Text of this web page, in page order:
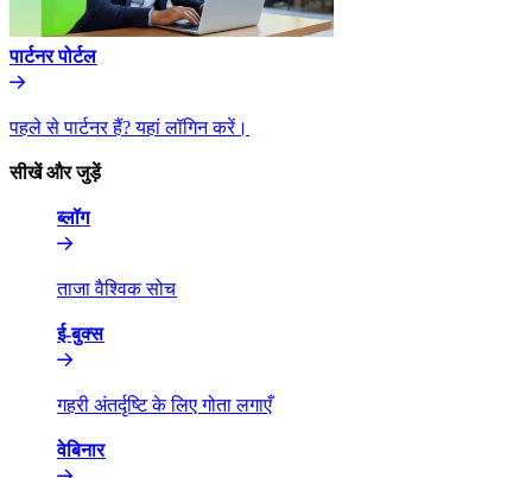
पार्टनर पोर्टल​​
पहले से पार्टनर हैं? यहां लॉगिन करें।​​
सीखें और जुड़ें​​
ब्लॉग​​
ताजा वैश्विक सोच​​
ई-बुक्स​​
गहरी अंतर्दृष्टि के लिए गोता लगाएँ​​
वेबिनार​​